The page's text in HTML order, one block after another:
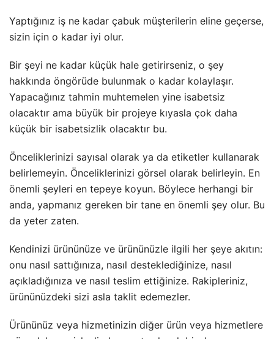
Yaptığınız iş ne kadar çabuk müşterilerin eline geçerse,
sizin için o kadar iyi olur.
Bir şeyi ne kadar küçük hale getirirseniz, o şey
hakkında öngörüde bulunmak o kadar kolaylaşır.
Yapacağınız tahmin muhtemelen yine isabetsiz
olacaktır ama büyük bir projeye kıyasla çok daha
küçük bir isabetsizlik olacaktır bu.
Önceliklerinizi sayısal olarak ya da etiketler kullanarak
belirlemeyin. Önceliklerinizi görsel olarak belirleyin. En
önemli şeyleri en tepeye koyun. Böylece herhangi bir
anda, yapmanız gereken bir tane en önemli şey olur. Bu
da yeter zaten.
Kendinizi ürününüze ve ürününüzle ilgili her şeye akıtın:
onu nasıl sattığınıza, nasıl desteklediğinize, nasıl
açıkladığınıza ve nasıl teslim ettiğinize. Rakipleriniz,
ürününüzdeki sizi asla taklit edemezler.
Ürününüz veya hizmetinizin diğer ürün veya hizmetlere